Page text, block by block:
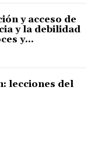
y acceso de
y la debilidad
y...
lecciones del